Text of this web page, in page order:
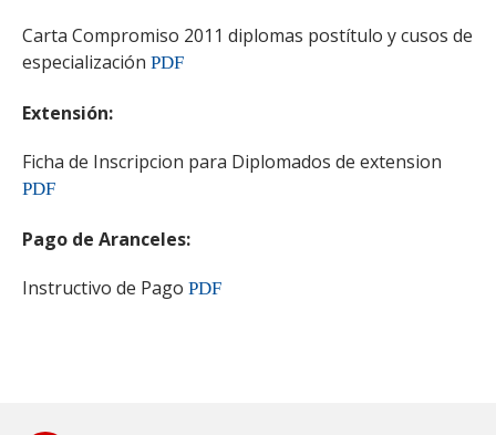
ACADÉMICOS
Carta Compromiso 2011 diplomas postítulo y cusos de
especialización PDF
Extensión:
Ficha de Inscripcion para Diplomados de extension
PDF
Pago de Aranceles:
Instructivo de Pago PDF